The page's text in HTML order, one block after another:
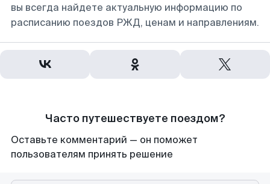
вы всегда найдете актуальную информацию по
расписанию поездов РЖД, ценам и направлениям.
Часто путешествуете поездом?
Оставьте комментарий — он поможет
пользователям принять решение